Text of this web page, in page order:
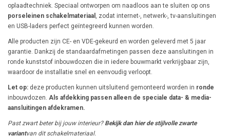
oplaadtechniek. Speciaal ontworpen om naadloos aan te sluiten op ons
porseleinen schakelmateriaal , zodat internet-, netwerk-, tv-aansluitingen
en USB-laders perfect geïntegreerd kunnen worden.
Alle producten zijn CE- en VDE-gekeurd en worden geleverd met 5 jaar
garantie. Dankzij de standaardafmetingen passen deze aansluitingen in
ronde kunststof inbouwdozen die in iedere bouwmarkt verkrijgbaar zijn,
waardoor de installatie snel en eenvoudig verloopt.
Let op: deze producten kunnen uitsluitend gemonteerd worden in ronde
inbouwdozen. Als afdekking passen alleen de speciale data- & media-
aansluitingen afdekramen.
Past zwart beter bij jouw interieur? Bekijk dan hier de stijlvolle zwarte
variantvan dit schakelmateriaal.